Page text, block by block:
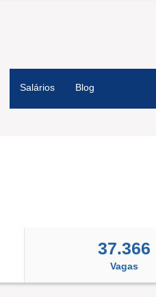
Salários Blog
37.366
Vagas